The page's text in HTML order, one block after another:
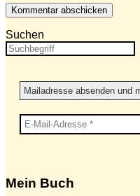
Suchen
Mein Buch